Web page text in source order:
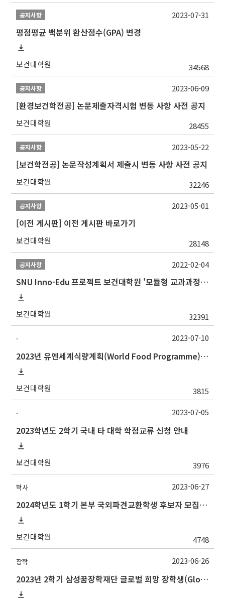
공지사항
평점평균 백분위 환산점수(GPA) 변경
보건대학원 34568
2023-07-31
공지사항
[환경보건학전공] 논문제출자격시험 변동 사항 사전 공지
보건대학원 28455
2023-06-09
공지사항
[보건학전공] 논문작성계획서 제출시 변동 사항 사전 공지
보건대학원 32246
2023-05-22
공지사항
[이전 게시판] 이전 게시판 바로가기
보건대학원 28148
2023-05-01
공지사항
SNU Inno-Edu 프로젝트 보건대학원 '모듈형 교과과정' 안내(revised 2022/2/28)
보건대학원 32391
2022-02-04
-
2023년 유엔세계식량계획(World Food Programme) 인턴십 프로그램 참가자 모집 안내
보건대학원 3815
2023-07-10
-
2023학년도 2학기 국내 타 대학 학점교류 신청 안내
보건대학원 3976
2023-07-05
학사
2024학년도 1학기 본부 국외파견교환학생 후보자 모집 안내
보건대학원 4748
2023-06-27
장학
2023년 2학기 삼성꿈장학재단 글로벌 희망 장학생(Global Hope Scholarship) 선발 안내
2023-06-26